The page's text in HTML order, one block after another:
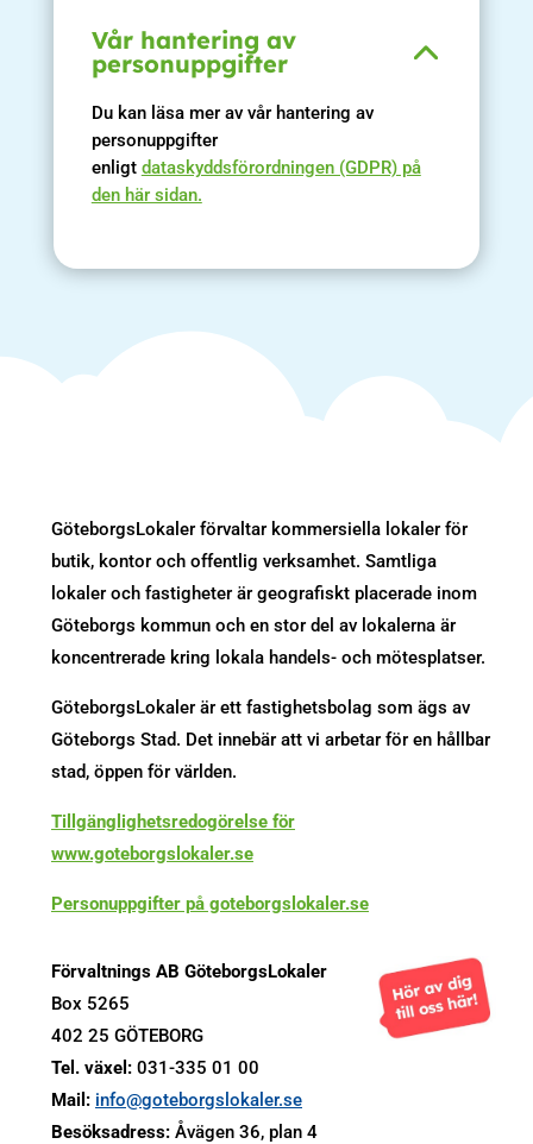
Vår hantering av
personuppgifter
Du kan läsa mer av vår hantering av
personuppgifter
enligt dataskyddsförordningen (GDPR) på
den här sidan.
GöteborgsLokaler förvaltar kommersiella lokaler för
butik, kontor och offentlig verksamhet. Samtliga
lokaler och fastigheter är geografiskt placerade inom
Göteborgs kommun och en stor del av lokalerna är
koncentrerade kring lokala handels- och mötesplatser.
GöteborgsLokaler är ett fastighetsbolag som ägs av
Göteborgs Stad. Det innebär att vi arbetar för en hållbar
stad, öppen för världen.
Tillgänglighetsredogörelse för
www.goteborgslokaler.se
Personuppgifter på goteborgslokaler.se
Förvaltnings AB GöteborgsLokaler
Box 5265
402 25 GÖTEBORG
Tel. växel: 031-335 01 00
Mail: info@goteborgslokaler.se
Besöksadress: Åvägen 36, plan 4